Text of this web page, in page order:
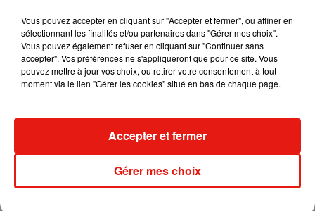
7 août 2026
Tayc et Didi B dévoilent le single le plus
dansant de l’année
Angèle et Amélie Lens dévoilent leur
collaboration tant attendue
Vous pouvez accepter en cliquant sur "Accepter et fermer", ou affiner en
sélectionnant les finalités et/ou partenaires dans "Gérer mes choix".
Vous pouvez également refuser en cliquant sur "Continuer sans
accepter". Vos préférences ne s'appliqueront que pour ce site. Vous
pouvez mettre à jour vos choix, ou retirer votre consentement à tout
moment via le lien "Gérer les cookies" situé en bas de chaque page.
Gérer mes choix
Accepter et fermer